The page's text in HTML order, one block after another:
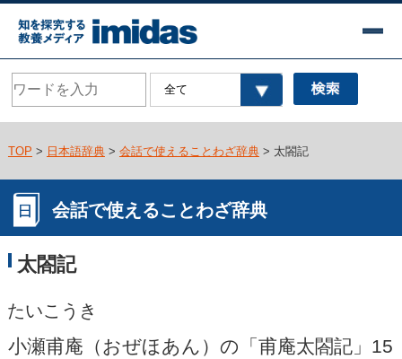
TOP > 日本語辞典> 会話で使えることわざ辞典> 太閤記
会話で使えることわざ辞典
太閤記
たいこうき
小瀬甫庵（おぜほあん）の「甫庵太閤記」15